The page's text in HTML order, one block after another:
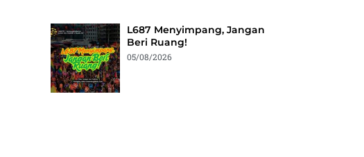
L687 Menyimpang, Jangan
Beri Ruang!
05/08/2026